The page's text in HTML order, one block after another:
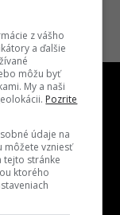
z vášho
a ďalšie
môžu byť
My a naši
Pozrite
údaje na
môžete vzniesť
tejto stránke
ktorého